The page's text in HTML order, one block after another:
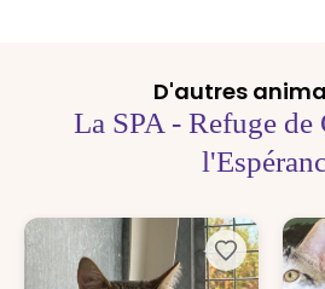
D'autres
La SPA - Refuge